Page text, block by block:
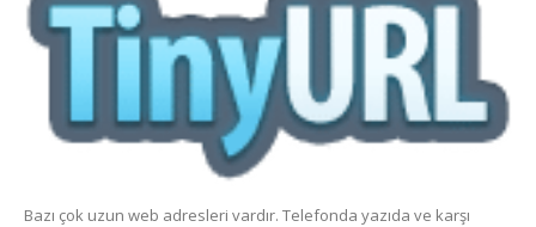
Bazı çok uzun web adresleri vardır. Telefonda yazıda ve karşı